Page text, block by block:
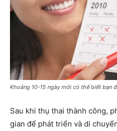
Khoảng 10-15 ngày mới có thể biết bạn
Sau khi thụ thai thành công,
gian để phát triển và di